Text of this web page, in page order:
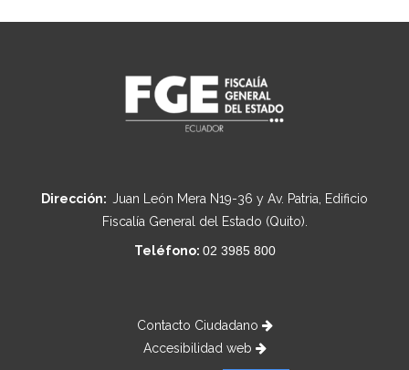
Dirección: Juan León Mera N19-36 y Av. Patria, Edificio
Fiscalía General del Estado (Quito).
Teléfono: 02 3985 800
Contacto Ciudadano
Accesibilidad web